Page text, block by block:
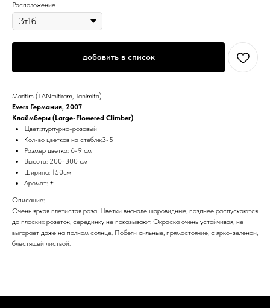
Расположение
добавить в список
Maritim (TANmitiram, Tanimita)
Evers Германия, 2007
Клаймберы (Large-Flowered Climber)
Цвет::пурпурно-розовый
Кол-во цветков на стебле:3-5
Размер цветка: 6-9 см
Высота: 200-300 см
Ширина: 150см
Аромат: +
Описание:
Очень яркая плетистая роза. Цветки вначале шаровидные, позднее распускаются
до плоских розеток, серединку не показывают. Окраска очень устойчивая, не
выгорает даже на полном солнце. Побеги сильные, прямостоячие, с ярко-зеленой,
блестящей листвой.